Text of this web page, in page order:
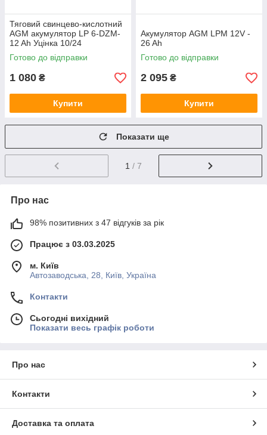
Тяговий свинцево-кислотний
AGM акумулятор LP 6-DZM-
12 Ah Уцінка 10/24
Готово до відправки
1 080 ₴
Купити
Акумулятор AGM LPM 12V -
26 Ah
Готово до відправки
2 095 ₴
Купити
Показати ще
1 / 7
Про нас
98% позитивних з 47 відгуків за рік
Працює з 03.03.2025
м. Київ
Автозаводська, 28, Київ, Україна
Контакти
Сьогодні вихідний
Показати весь графік роботи
Про нас
Контакти
Доставка та оплата